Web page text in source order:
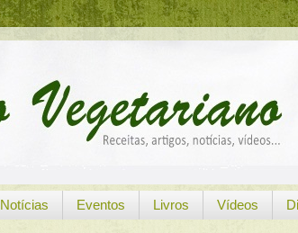
Notícias Eventos Livros Vídeos